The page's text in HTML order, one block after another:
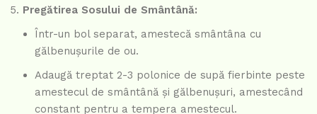
Pregătirea Sosului de Smântână:
Într-un bol separat, amestecă smântâna cu
gălbenușurile de ou.
Adaugă treptat 2-3 polonice de supă fierbinte peste
amestecul de smântână și gălbenușuri, amestecând
constant pentru a tempera amestecul.